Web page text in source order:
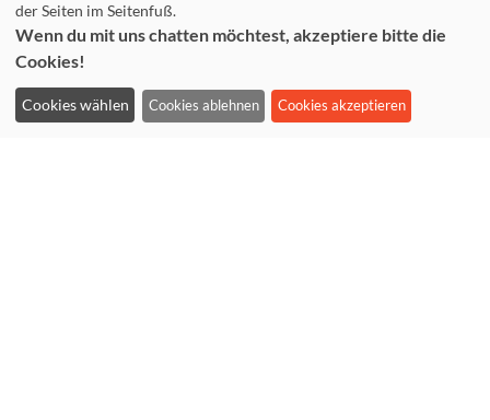
Impressum Datenschutzerklärung
der Seiten im Seitenfuß.
Wenn du mit uns chatten möchtest, akzeptiere bitte die
Cookies!
Cookies wählen Cookies ablehnen Cookies akzeptieren